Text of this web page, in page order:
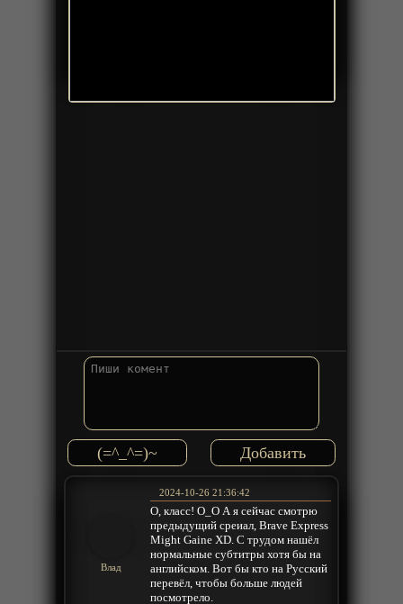
(=^_^=)~
Влад
2024-10-26 21:36:42
О, класс! О_О А я сейчас смотрю
предыдущий среиал, Brave Express
Might Gaine XD. С трудом нашёл
нормальные субтитры хотя бы на
английском. Вот бы кто на Русский
перевёл, чтобы больше людей
посмотрело.